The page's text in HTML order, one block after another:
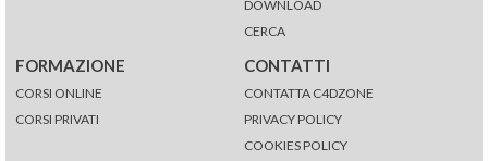
DOWNLOAD
CERCA
FORMAZIONE
CORSI ONLINE
CORSI PRIVATI
CONTATTI
CONTATTA C4DZONE
PRIVACY POLICY
COOKIES POLICY